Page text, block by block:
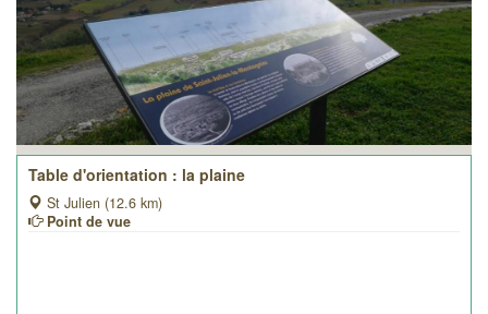
Table d'orientation : la plaine
St Julien (12.6 km)
Point de vue